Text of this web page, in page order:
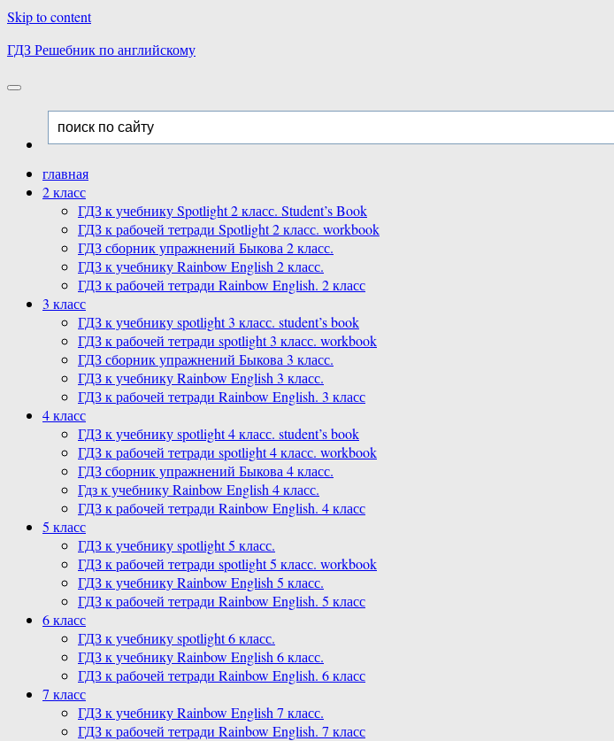
Skip to content
ГДЗ Решебник по английскому
главная
2 класс
ГДЗ к учебнику Spotlight 2 класс. Student’s Book
ГДЗ к рабочей тетради Spotlight 2 класс. workbook
ГДЗ сборник упражнений Быкова 2 класс.
ГДЗ к учебнику Rainbow English 2 класс.
ГДЗ к рабочей тетради Rainbow English. 2 класс
3 класс
ГДЗ к учебнику spotlight 3 класс. student’s book
ГДЗ к рабочей тетради spotlight 3 класс. workbook
ГДЗ сборник упражнений Быкова 3 класс.
ГДЗ к учебнику Rainbow English 3 класс.
ГДЗ к рабочей тетради Rainbow English. 3 класс
4 класс
ГДЗ к учебнику spotlight 4 класс. student’s book
ГДЗ к рабочей тетради spotlight 4 класс. workbook
ГДЗ сборник упражнений Быкова 4 класс.
Гдз к учебнику Rainbow English 4 класс.
ГДЗ к рабочей тетради Rainbow English. 4 класс
5 класс
ГДЗ к учебнику spotlight 5 класс.
ГДЗ к рабочей тетради spotlight 5 класс. workbook
ГДЗ к учебнику Rainbow English 5 класс.
ГДЗ к рабочей тетради Rainbow English. 5 класс
6 класс
ГДЗ к учебнику spotlight 6 класс.
ГДЗ к учебнику Rainbow English 6 класс.
ГДЗ к рабочей тетради Rainbow English. 6 класс
7 класс
ГДЗ к учебнику Rainbow English 7 класс.
ГДЗ к рабочей тетради Rainbow English. 7 класс